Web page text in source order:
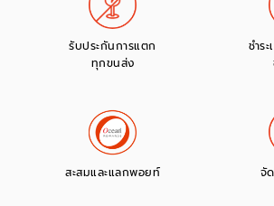
รับประกันการแตก
ทุกขนส่ง
ชำร
สะสมและแลกพอยท์ จั